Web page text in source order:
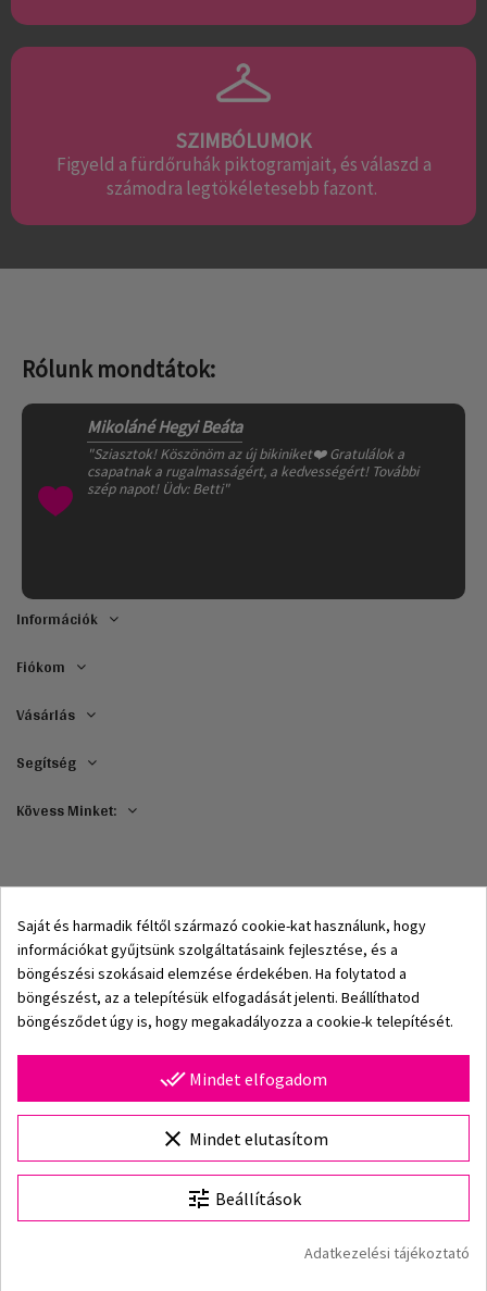
Kosárba
SZIMBÓLUMOK
Figyeld a fürdőruhák piktogramjait, és válaszd a
számodra legtökéletesebb fazont.
Rólunk mondtátok:
Mikoláné Hegyi Beáta
"Sziasztok! Köszönöm az új bikiniket❤️ Gratulálok a
csapatnak a rugalmasságért, a kedvességért! További
szép napot! Üdv: Betti"
Információk
Fiókom
Vásárlás
Segítség
Kövess Minket:
© 2002–2026 Origami-Bikini Kft. Minden jog fenntartva.
Origami Bikini – prémium női fürdőruhák és bikinik
közvetlenül a gyártótól.Fedezd fel 2026-os
kollekciónkat, a klasszikus és modern fazonokat, az
egyedi mintákat és a minőségi alapanyagokból készült
fürdőruhákat. Több mint 25 év tapasztalat, gyors szállítás
és biztonságos online vásárlás a hivatalos Origami Bikini
Origami Bikini weboldal
Saját és harmadik féltől származó cookie-kat használunk, hogy
információkat gyűjtsünk szolgáltatásaink fejlesztése, és a
böngészési szokásaid elemzése érdekében. Ha folytatod a
böngészést, az a telepítésük elfogadását jelenti. Beállíthatod
böngésződet úgy is, hogy megakadályozza a cookie-k telepítését.
done_all Mindet elfogadom
clear Mindet elutasítom
tune Beállítások
Adatkezelési tájékoztató